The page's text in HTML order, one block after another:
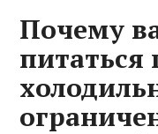
Почему
питаться